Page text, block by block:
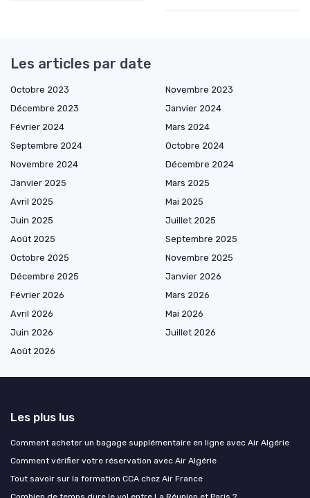
Les articles par date
Octobre 2023
Novembre 2023
Décembre 2023
Janvier 2024
Février 2024
Mars 2024
Septembre 2024
Octobre 2024
Novembre 2024
Décembre 2024
Janvier 2025
Mars 2025
Avril 2025
Mai 2025
Juin 2025
Juillet 2025
Août 2025
Septembre 2025
Octobre 2025
Novembre 2025
Décembre 2025
Janvier 2026
Février 2026
Mars 2026
Avril 2026
Mai 2026
Juin 2026
Juillet 2026
Août 2026
Les plus lus
Comment acheter un bagage supplémentaire en ligne avec Air Algérie
Comment vérifier votre réservation avec Air Algérie
Tout savoir sur la formation CCA chez Air France